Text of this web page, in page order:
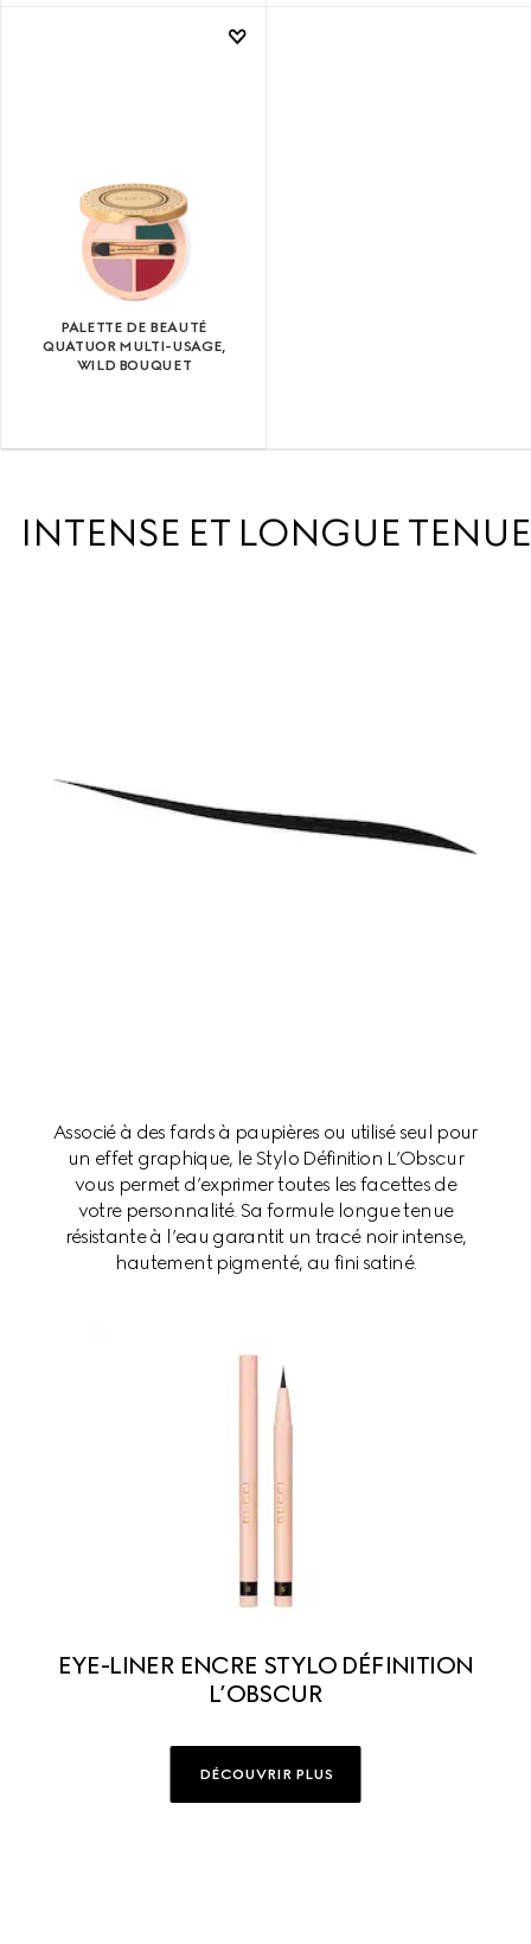
PALETTE DE BEAUTÉ
QUATUOR MULTI-USAGE,
WILD BOUQUET
INTENSE ET LONGUE TENUE
Associé à des fards à paupières ou utilisé seul pour
un effet graphique, le Stylo Définition L’Obscur
vous permet d’exprimer toutes les facettes de
votre personnalité. Sa formule longue tenue
résistante à l’eau garantit un tracé noir intense,
hautement pigmenté, au fini satiné.
EYE-LINER ENCRE STYLO DÉFINITION
L’OBSCUR
DÉCOUVRIR PLUS